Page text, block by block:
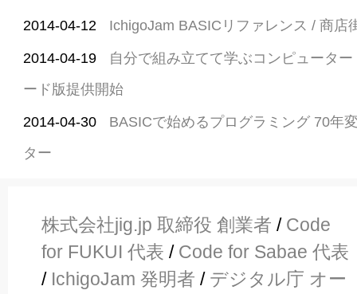
2014-04-12 IchigoJam BASICリファレンス / 商店
2014-04-19
自分で組み立てて学ぶコンピュータ
ード版提供開始
2014-04-30
BASICで始めるプログラミング 70年
ター
株式会社jig.jp 取締役 創業者 / Code
for FUKUI 代表 / Code for Sabae 代表
/ IchigoJam 発明者 / デジタル庁 オー